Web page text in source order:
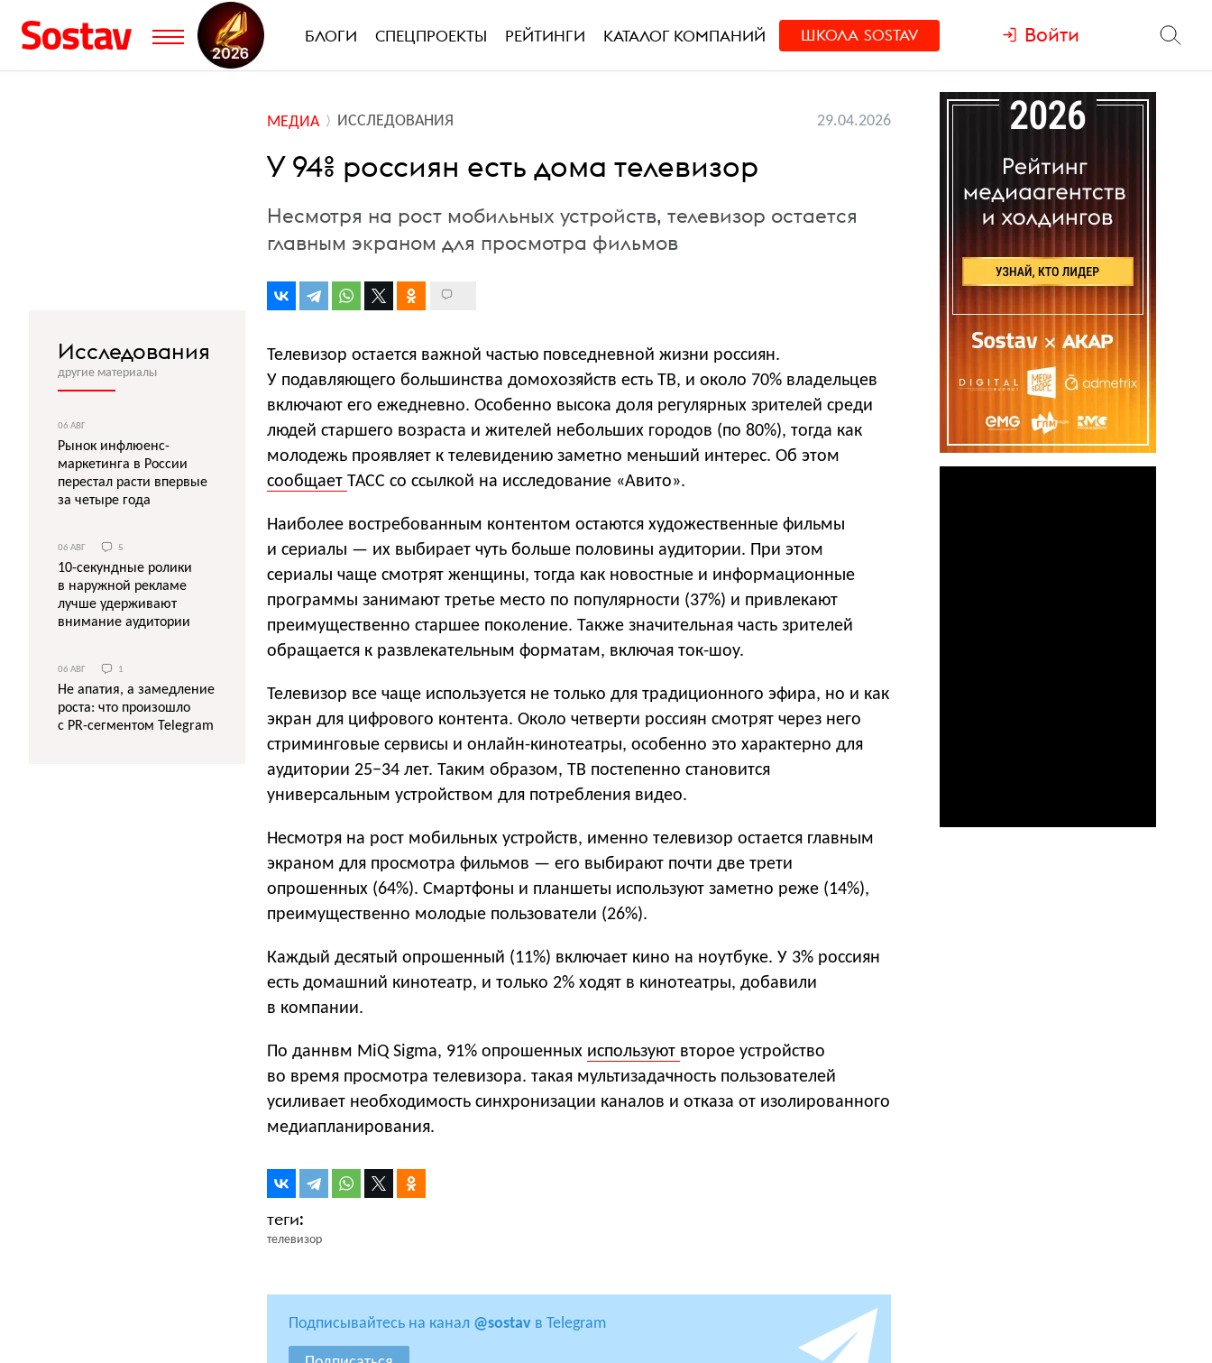
БЛОГИ СПЕЦПРОЕКТЫ РЕЙТИНГИ КАТАЛОГ КОМПАНИЙ ШКОЛА SOSTAV Войти
МЕДИА ИССЛЕДОВАНИЯ 29.04.2026
У 94% россиян есть дома телевизор
Несмотря на рост мобильных устройств, телевизор остается
главным экраном для просмотра фильмов
Телевизор остается важной частью повседневной жизни россиян.
У подавляющего большинства домохозяйств есть ТВ, и около 70% владельцев
включают его ежедневно. Особенно высока доля регулярных зрителей среди
людей старшего возраста и жителей небольших городов (по 80%), тогда как
молодежь проявляет к телевидению заметно меньший интерес. Об этом
сообщает ТАСС со ссылкой на исследование «Авито».
Наиболее востребованным контентом остаются художественные фильмы
и сериалы — их выбирает чуть больше половины аудитории. При этом
сериалы чаще смотрят женщины, тогда как новостные и информационные
программы занимают третье место по популярности (37%) и привлекают
преимущественно старшее поколение. Также значительная часть зрителей
обращается к развлекательным форматам, включая ток-шоу.
Телевизор все чаще используется не только для традиционного эфира, но и как
экран для цифрового контента. Около четверти россиян смотрят через него
стриминговые сервисы и онлайн-кинотеатры, особенно это характерно для
аудитории 25−34 лет. Таким образом, ТВ постепенно становится
универсальным устройством для потребления видео.
Несмотря на рост мобильных устройств, именно телевизор остается главным
экраном для просмотра фильмов — его выбирают почти две трети
опрошенных (64%). Смартфоны и планшеты используют заметно реже (14%),
преимущественно молодые пользователи (26%).
Каждый десятый опрошенный (11%) включает кино на ноутбуке. У 3% россиян
есть домашний кинотеатр, и только 2% ходят в кинотеатры, добавили
в компании.
По даннвм MiQ Sigma, 91% опрошенных используют второе устройство
во время просмотра телевизора. такая мультизадачность пользователей
усиливает необходимость синхронизации каналов и отказа от изолированного
медиапланирования.
телевизор
Подписывайтесь на канал @sostav в Telegram
Исследования
другие материалы
06 АВГ
Рынок инфлюенс-
маркетинга в России
перестал расти впервые
за четыре года
06 АВГ 5
10-секундные ролики
в наружной рекламе
лучше удерживают
внимание аудитории
06 АВГ 1
Не апатия, а замедление
роста: что произошло
с PR-сегментом Telegram